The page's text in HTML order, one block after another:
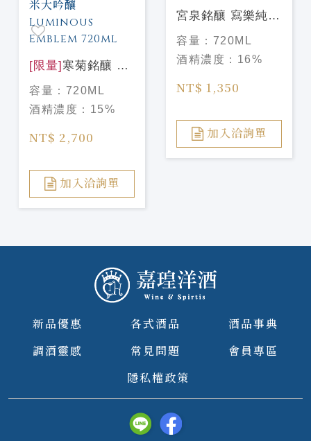
[限量] 寒菊銘釀 電
照菊 39 Sparkling
純米大吟釀
Luminous
Emblem 720ml
容量： 720ML
酒精濃度： 15%
NT$ 2,700
加入洽詢單
宮泉銘釀 寫樂純米
酒720ml
容量： 720ML
酒精濃度： 16%
NT$ 1,350
加入洽詢單
新品優惠 各式酒品
酒品事典
調酒靈感
常見問題
會員專區
隱私權政策